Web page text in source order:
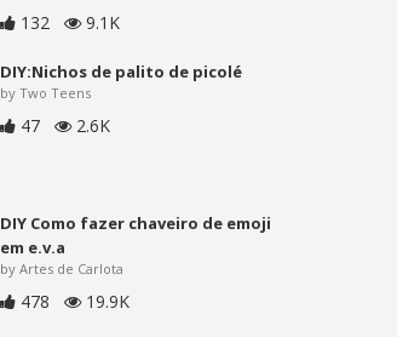
132 9.1K
DIY:Nichos de palito de picolé
by Two Teens
47 2.6K
DIY Como fazer chaveiro de emoji
em e.v.a
by Artes de Carlota
478 19.9K